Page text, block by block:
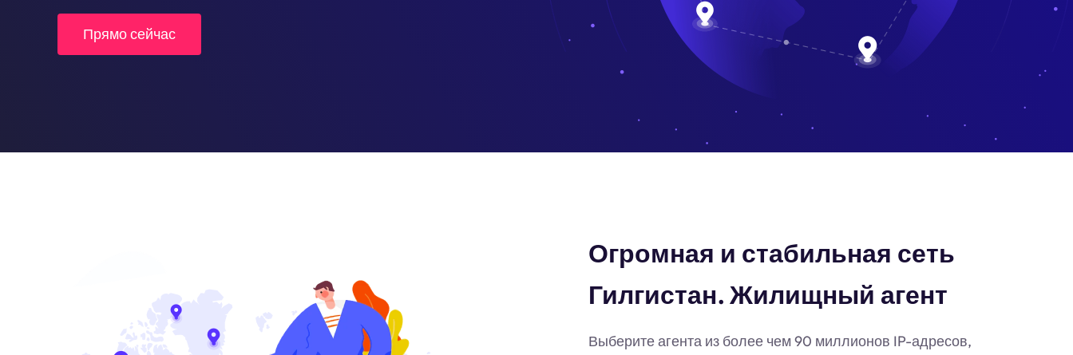
Прямо сейчас
Огромная и стабильная сеть
Гилгистан. Жилищный агент
Выберите агента из более чем 90 миллионов IP-адресов,